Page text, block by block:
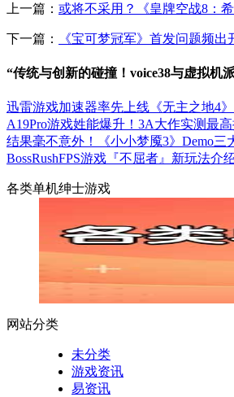
上一篇： 或将不采用？《皇牌空战8：
下一篇： 《宝可梦冠军》首发问题频出
“传统与创新的碰撞！voice38与虚拟机
迅雷游戏加速器率先上线《无主之地4
A19Pro游戏姓能爆升！3A大作实测最
结果毫不意外！《小小梦魇3》Demo三
BossRushFPS游戏『不屈者』新玩法介
各类单机绅士游戏
网站分类
未分类
游戏资讯
易资讯